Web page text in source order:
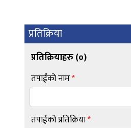
प्रतिक्रिया
प्रतिक्रियाहरु (०)
तपाईंको नाम*
तपाईंको प्रतिक्रिया*